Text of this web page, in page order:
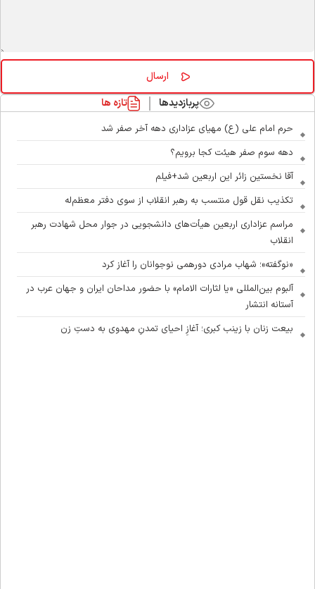
پربازدیدها تازه ها
حرم امام علی (ع) مهیای عزاداری دهه آخر صفر شد
دهه سوم صفر هیئت کجا برویم؟
آقا نخستین زائر این اربعین شد+فیلم
تکذیب نقل قول منتسب به رهبر انقلاب از سوی دفتر معظم‌له
مراسم عزاداری اربعین هیأت‌های دانشجویی در جوار محل شهادت رهبر
انقلاب
«نوگفته»؛ شهاب مرادی دورهمی نوجوانان را آغاز کرد
آلبوم بین‌المللی «یا لثارات الامام» با حضور مداحان ایران و جهان عرب در
آستانه انتشار
بیعت زنان با زینب کبری؛ آغازِ احیای تمدنِ مهدوی به دستِ زن